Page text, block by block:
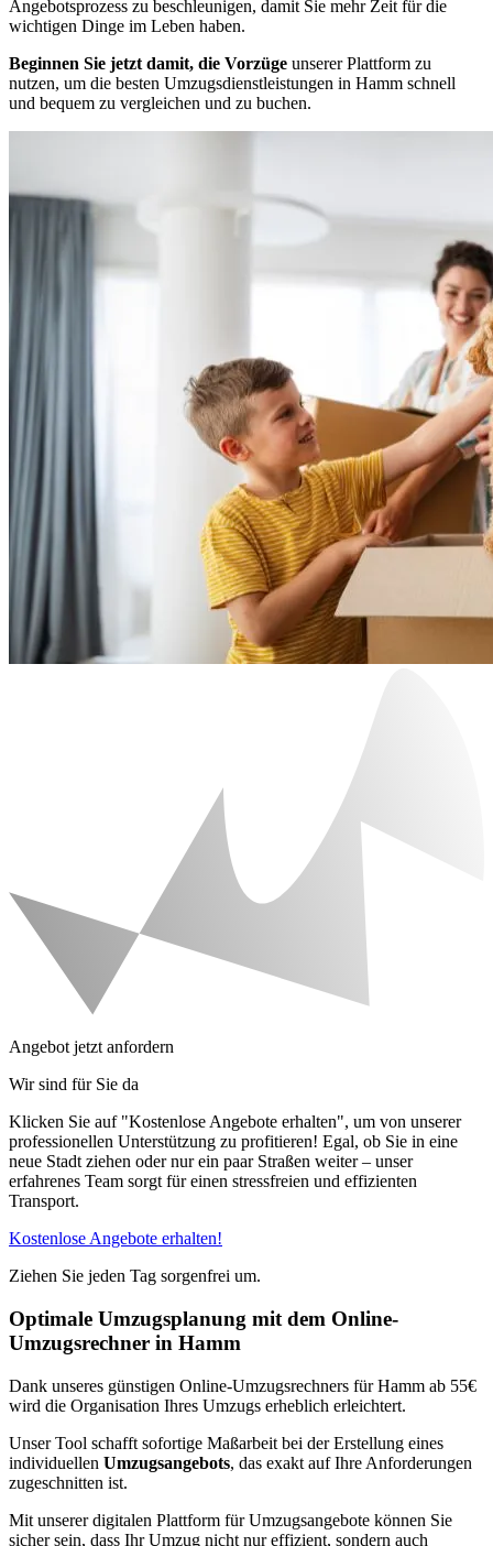
Angebotsprozess zu beschleunigen, damit Sie mehr Zeit für die
wichtigen Dinge im Leben haben.
Beginnen Sie jetzt damit, die Vorzüge unserer Plattform zu
nutzen, um die besten Umzugsdienstleistungen in Hamm schnell
und bequem zu vergleichen und zu buchen.
Angebot jetzt anfordern
Wir sind für Sie da
Klicken Sie auf "Kostenlose Angebote erhalten", um von unserer
professionellen Unterstützung zu profitieren! Egal, ob Sie in eine
neue Stadt ziehen oder nur ein paar Straßen weiter – unser
erfahrenes Team sorgt für einen stressfreien und effizienten
Transport.
Kostenlose Angebote erhalten!
Ziehen Sie jeden Tag sorgenfrei um.
Optimale Umzugsplanung mit dem Online-
Umzugsrechner in Hamm
Dank unseres günstigen Online-Umzugsrechners für Hamm ab 55€
wird die Organisation Ihres Umzugs erheblich erleichtert.
Unser Tool schafft sofortige Maßarbeit bei der Erstellung eines
individuellen Umzugsangebots, das exakt auf Ihre Anforderungen
zugeschnitten ist.
Mit unserer digitalen Plattform für Umzugsangebote können Sie
sicher sein, dass Ihr Umzug nicht nur effizient, sondern auch